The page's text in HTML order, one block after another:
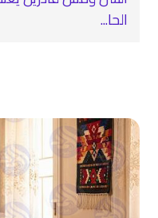
الحا...